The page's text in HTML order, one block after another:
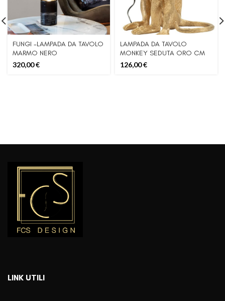
FUNGI -LAMPADA DA TAVOLO
MARMO NERO
320,00€
LAMPADA DA TAVOLO
MONKEY SEDUTA ORO CM
33X33X32
126,00€
LINK UTILI